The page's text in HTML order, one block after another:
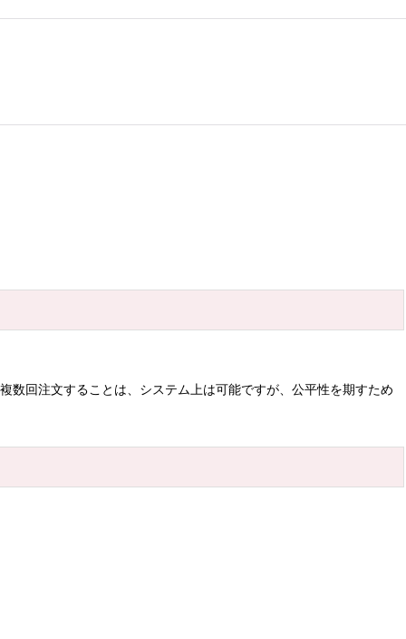
数回注文することは、システム上は可能ですが、公平性を期すため